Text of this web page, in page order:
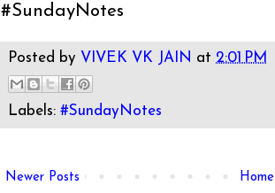
#SundayNotes
Posted by VIVEK VK JAIN at 2:01 PM
Labels:#SundayNotes
Newer Posts Home